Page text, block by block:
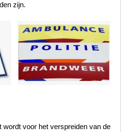
zijn.
wordt voor het verspreiden van de